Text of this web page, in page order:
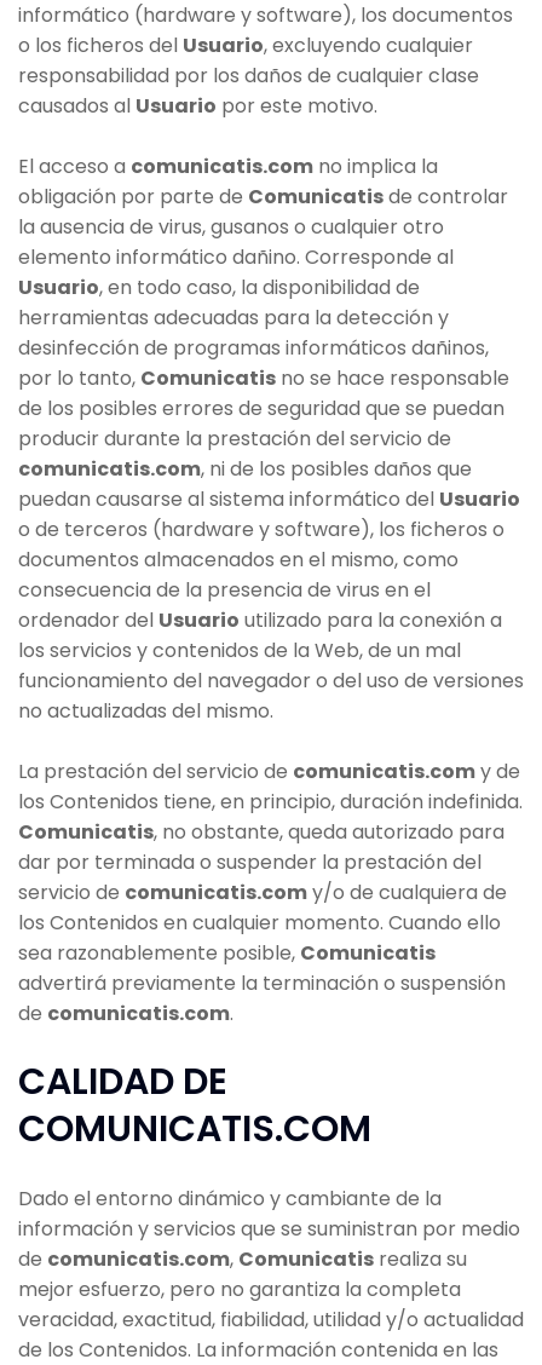
informático (hardware y software), los documentos
o los ficheros del Usuario, excluyendo cualquier
responsabilidad por los daños de cualquier clase
causados al Usuario por este motivo.
El acceso a comunicatis.com no implica la
obligación por parte de Comunicatisde controlar
la ausencia de virus, gusanos o cualquier otro
elemento informático dañino. Corresponde al
Usuario, en todo caso, la disponibilidad de
herramientas adecuadas para la detección y
desinfección de programas informáticos dañinos,
por lo tanto, Comunicatis no se hace responsable
de los posibles errores de seguridad que se puedan
producir durante la prestación del servicio de
comunicatis.com, ni de los posibles daños que
puedan causarse al sistema informático del Usuario
o de terceros (hardware y software), los ficheros o
documentos almacenados en el mismo, como
consecuencia de la presencia de virus en el
ordenador del Usuario utilizado para la conexión a
los servicios y contenidos de la Web, de un mal
funcionamiento del navegador o del uso de versiones
no actualizadas del mismo.
La prestación del servicio de comunicatis.comy de
los Contenidos tiene, en principio, duración indefinida.
Comunicatis, no obstante, queda autorizado para
dar por terminada o suspender la prestación del
servicio de comunicatis.comy/o de cualquiera de
los Contenidos en cualquier momento. Cuando ello
sea razonablemente posible, Comunicatis
advertirá previamente la terminación o suspensión
de comunicatis.com.
CALIDAD DE
COMUNICATIS.COM
Dado el entorno dinámico y cambiante de la
información y servicios que se suministran por medio
de comunicatis.com, Comunicatis realiza su
mejor esfuerzo, pero no garantiza la completa
veracidad, exactitud, fiabilidad, utilidad y/o actualidad
de los Contenidos. La información contenida en las